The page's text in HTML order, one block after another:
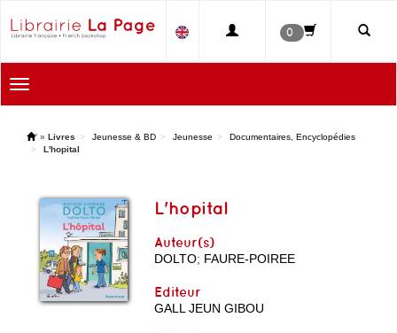
0
Toggle
navigation
' » Livres Jeunesse & BD Jeunesse
Documentaires, Encyclopédies
L'hopital
L'hopital
Auteur(s)
DOLTO; FAURE-POIREE
Editeur
GALL JEUN GIBOU